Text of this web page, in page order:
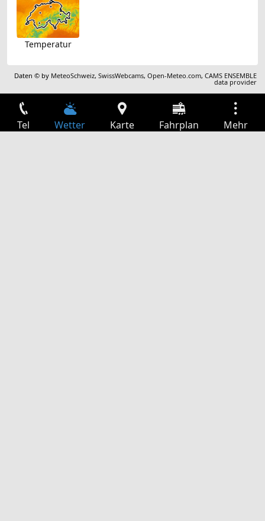
Temperatur
Daten © by MeteoSchweiz,SwissWebcams,Open-Meteo.com,CAMS ENSEMBLE
data provider
Tel Wetter Karte Fahrplan Mehr